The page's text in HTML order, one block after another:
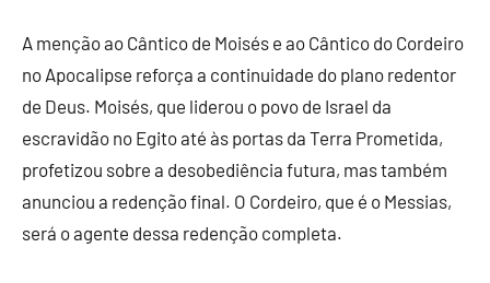
A menção ao Cântico de Moisés e ao Cântico do Cordeiro
no Apocalipse reforça a continuidade do plano redentor
de Deus. Moisés, que liderou o povo de Israel da
escravidão no Egito até às portas da Terra Prometida,
profetizou sobre a desobediência futura, mas também
anunciou a redenção final. O Cordeiro, que é o Messias,
será o agente dessa redenção completa.